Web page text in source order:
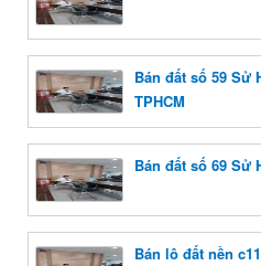
Bán đất số 59 Sử
TPHCM
Bán đất số 69 Sử
Bán lô đất nền